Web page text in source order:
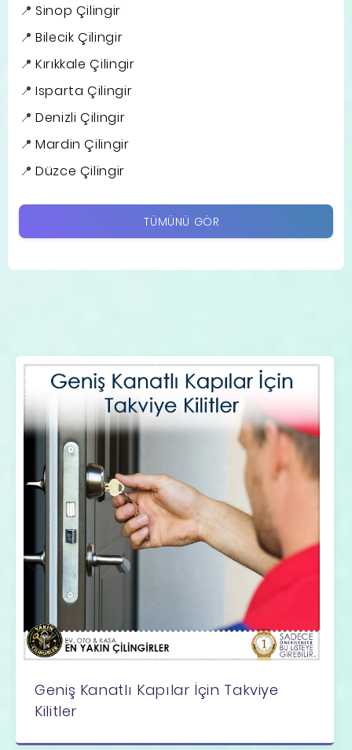
Sinop Çilingir
Bilecik Çilingir
Kırıkkale Çilingir
Isparta Çilingir
Denizli Çilingir
Mardin Çilingir
Düzce Çilingir
TÜMÜNÜ GÖR
Geniş Kanatlı Kapılar İçin Takviye
Kilitler